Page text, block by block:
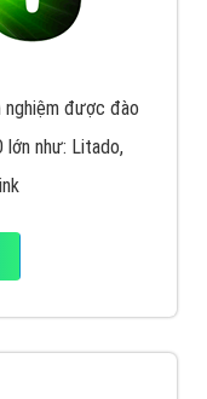
nghiệm được đào
lớn như: Litado,